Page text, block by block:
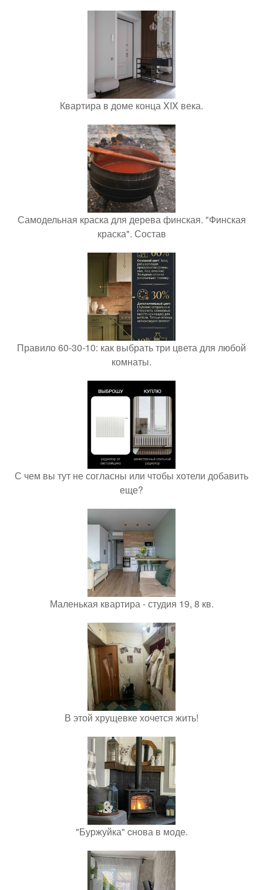
Квартира в доме конца XIX века.
Самодельная краска для дерева финская. "Финская
краска". Состав
Правило 60-30-10: как выбрать три цвета для любой
комнаты.
С чем вы тут не согласны или чтобы хотели добавить
еще?
Маленькая квартира - студия 19, 8 кв.
В этой хрущевке хочется жить!
"Буржуйка" cнова в моде.